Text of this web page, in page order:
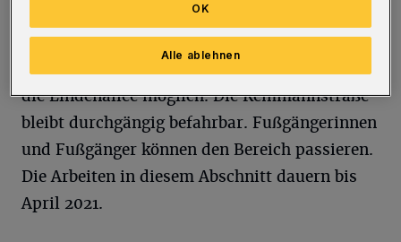
Straße nur von der Hauptstraße als Sackgasse
bis zur Baustelle befahrbar. Anschließend ist
die Zufahrt wieder über die Rathausstraße und
die Lindenallee möglich. Die Kemmannstraße
bleibt durchgängig befahrbar. Fußgängerinnen
und Fußgänger können den Bereich passieren.
Die Arbeiten in diesem Abschnitt dauern bis
April 2021.
Alle ablehnen
OK